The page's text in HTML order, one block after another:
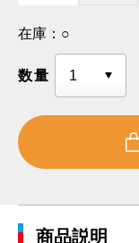
在庫： ○
数量
商品説明